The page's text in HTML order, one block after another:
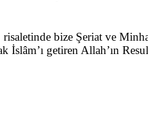
bize Şeriat ve
getiren Allah’ın